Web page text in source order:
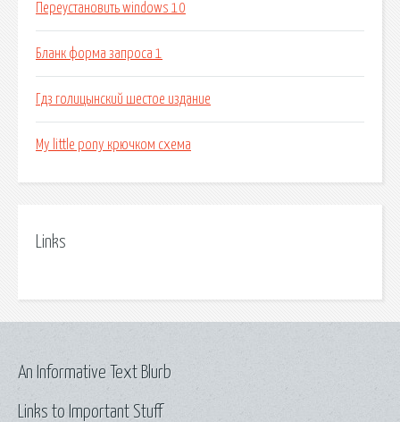
Переустановить windows 10
Бланк форма запроса 1
Гдз голицынский шестое издание
My little pony крючком схема
Links
Links to Important Stuff
An Informative Text Blurb